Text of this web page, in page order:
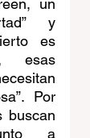
y
es
esas
Por
buscan
a